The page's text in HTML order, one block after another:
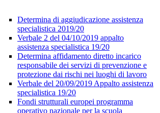
Determina di aggiudicazione assistenza
specialistica 2019/20
Verbale 2 del 04/10/2019 appalto
assistenza specialistica 19/20
Determina affidamento diretto incarico
responsabile dei servizi di prevenzione e
protezione dai rischi nei luoghi di lavoro
Verbale del 20/09/2019 Appalto assistenza
specialistica 19/20
Fondi strutturali europei programma
operativo nazionale per la scuola